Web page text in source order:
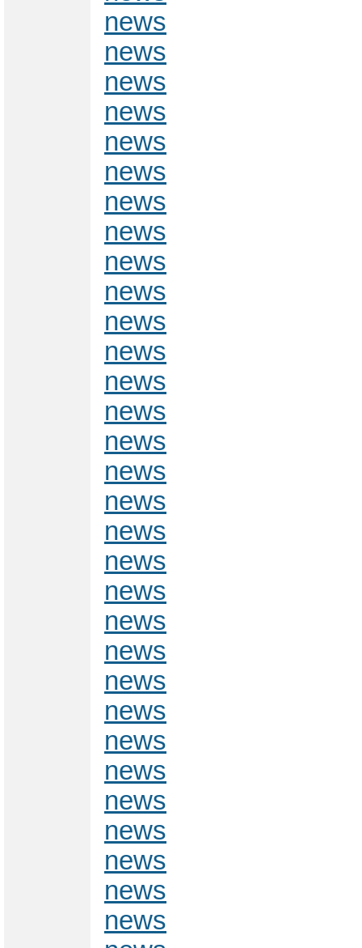
news
news
news
news
news
news
news
news
news
news
news
news
news
news
news
news
news
news
news
news
news
news
news
news
news
news
news
news
news
news
news